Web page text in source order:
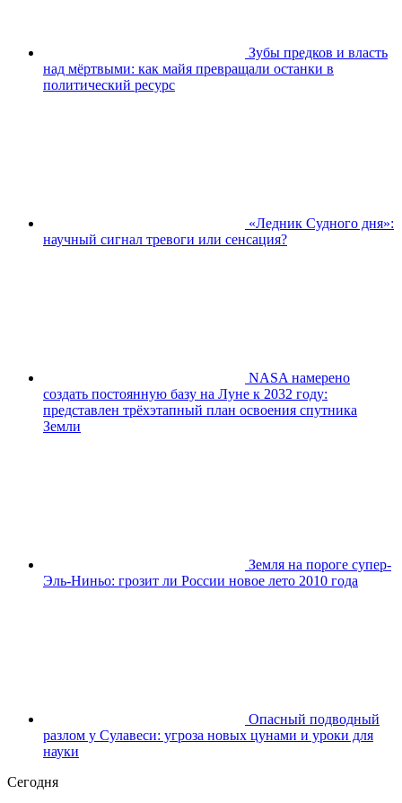
Зубы предков и власть
над мёртвыми: как майя превращали останки в
политический ресурс
«Ледник Судного дня»:
научный сигнал тревоги или сенсация?
NASA намерено
создать постоянную базу на Луне к 2032 году:
представлен трёхэтапный план освоения спутника
Земли
Земля на пороге супер-
Эль-Ниньо: грозит ли России новое лето 2010 года
Опасный подводный
разлом у Сулавеси: угроза новых цунами и уроки для
науки
Сегодня